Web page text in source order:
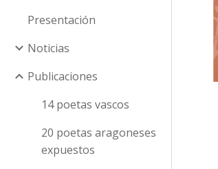
Presentación
Noticias
Publicaciones
14 poetas vascos
20 poetas aragoneses
expuestos